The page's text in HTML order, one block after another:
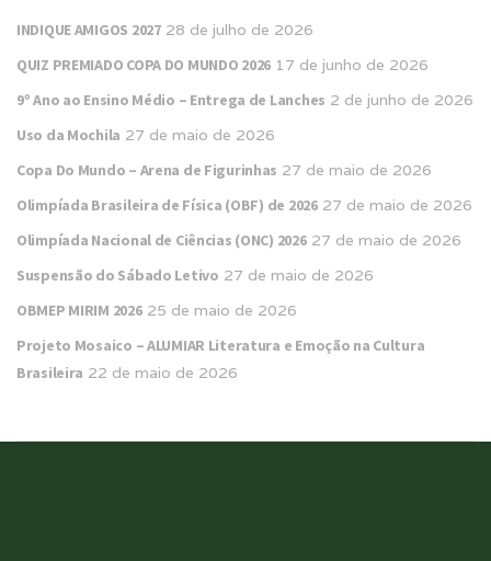
INDIQUE AMIGOS 2027 28 de julho de 2026
QUIZ PREMIADO COPA DO MUNDO 2026 17 de junho de 2026
9º Ano ao Ensino Médio – Entrega de Lanches 2 de junho de 2026
Uso da Mochila 27 de maio de 2026
Copa Do Mundo – Arena de Figurinhas 27 de maio de 2026
Olimpíada Brasileira de Física (OBF) de 2026 27 de maio de 2026
Olimpíada Nacional de Ciências (ONC) 2026 27 de maio de 2026
Suspensão do Sábado Letivo 27 de maio de 2026
OBMEP MIRIM 2026 25 de maio de 2026
Projeto Mosaico – ALUMIAR Literatura e Emoção na Cultura
Brasileira 22 de maio de 2026